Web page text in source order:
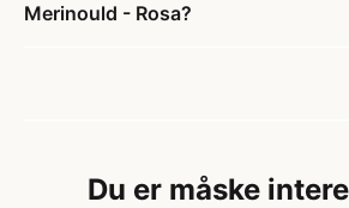
Merinould - Rosa?
Du er måske